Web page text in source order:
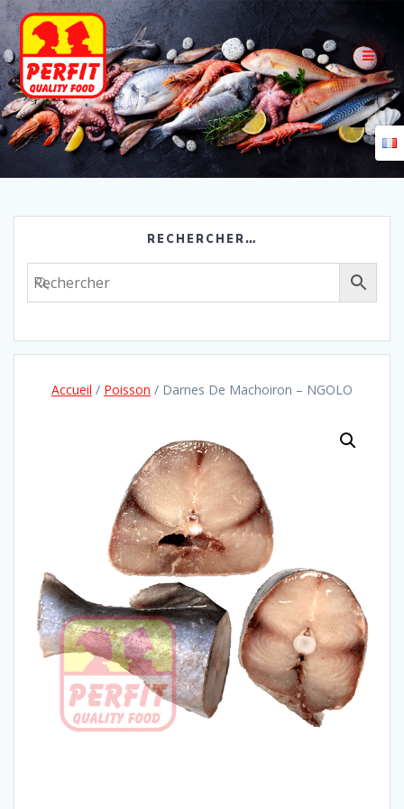
Skip
to
content
RECHERCHER…
Accueil / Poisson / Darnes De Machoiron – NGOLO